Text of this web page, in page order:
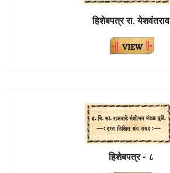
हिशेबपत्र रा. येशवंतराव
हिशेबपत्र - ८